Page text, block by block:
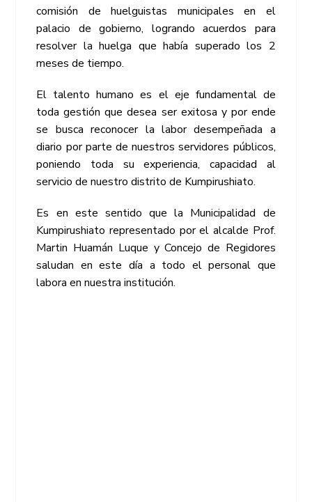
comisión de huelguistas municipales en el
palacio de gobierno, logrando acuerdos para
resolver la huelga que había superado los 2
meses de tiempo.
El talento humano es el eje fundamental de
toda gestión que desea ser exitosa y por ende
se busca reconocer la labor desempeñada a
diario por parte de nuestros servidores públicos,
poniendo toda su experiencia, capacidad al
servicio de nuestro distrito de Kumpirushiato.
Es en este sentido que la Municipalidad de
Kumpirushiato representado por el alcalde Prof.
Martin Huamán Luque y Concejo de Regidores
saludan en este día a todo el personal que
labora en nuestra institución.